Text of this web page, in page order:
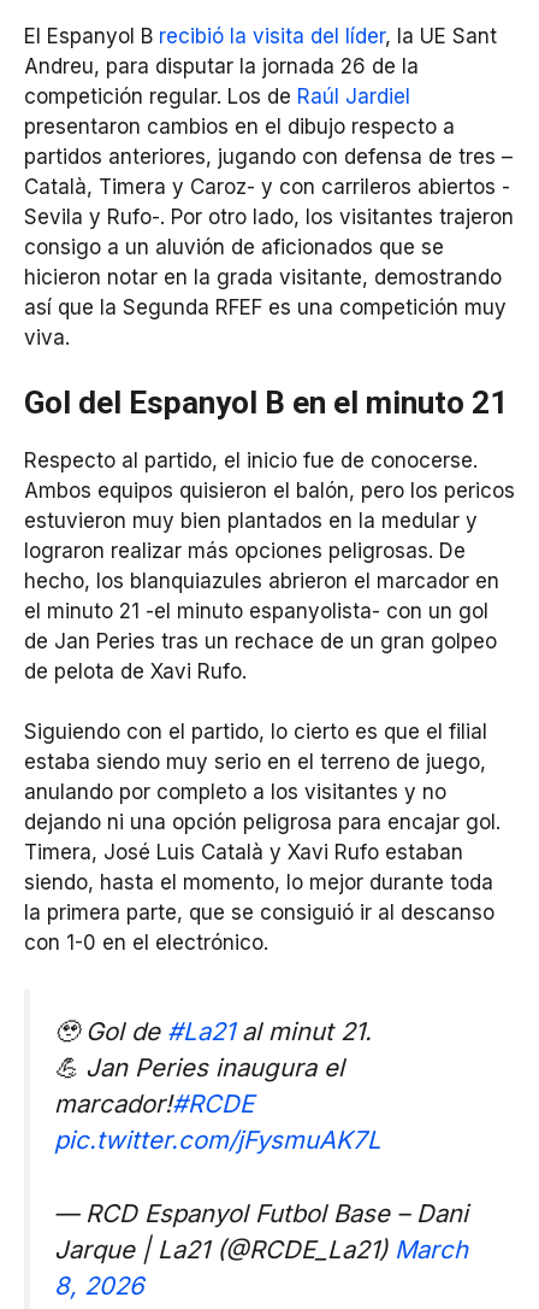
El Espanyol B recibió la visita del líder, la UE Sant
Andreu, para disputar la jornada 26 de la
competición regular. Los de Raúl Jardiel
presentaron cambios en el dibujo respecto a
partidos anteriores, jugando con defensa de tres –
Català, Timera y Caroz- y con carrileros abiertos -
Sevila y Rufo-. Por otro lado, los visitantes trajeron
consigo a un aluvión de aficionados que se
hicieron notar en la grada visitante, demostrando
así que la Segunda RFEF es una competición muy
viva.
Gol del Espanyol B en el minuto 21
Respecto al partido, el inicio fue de conocerse.
Ambos equipos quisieron el balón, pero los pericos
estuvieron muy bien plantados en la medular y
lograron realizar más opciones peligrosas. De
hecho, los blanquiazules abrieron el marcador en
el minuto 21 -el minuto espanyolista- con un gol
de Jan Peries tras un rechace de un gran golpeo
de pelota de Xavi Rufo.
Siguiendo con el partido, lo cierto es que el filial
estaba siendo muy serio en el terreno de juego,
anulando por completo a los visitantes y no
dejando ni una opción peligrosa para encajar gol.
Timera, José Luis Català y Xavi Rufo estaban
siendo, hasta el momento, lo mejor durante toda
la primera parte, que se consiguió ir al descanso
con 1-0 en el electrónico.
🥹 Gol de #La21al minut 21.
💪 Jan Peries inaugura el
marcador!#RCDE
pic.twitter.com/jFysmuAK7L
— RCD Espanyol Futbol Base – Dani
Jarque | La21 (@RCDE_La21) March
8, 2026